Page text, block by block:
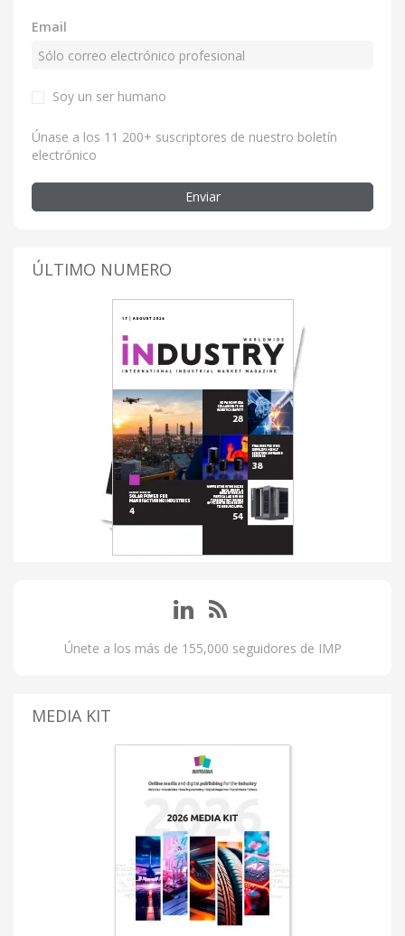
Email
Soy un ser humano
Únase a los 11 200+ suscriptores de nuestro boletín
electrónico
Enviar
ÚLTIMO NUMERO
Únete a los más de 155,000 seguidores de IMP
MEDIA KIT